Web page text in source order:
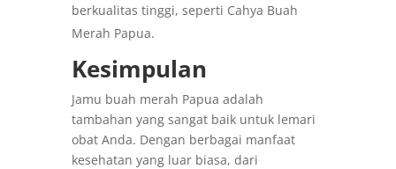
berkualitas tinggi, seperti Cahya Buah
Merah Papua.
Kesimpulan
Jamu buah merah Papua adalah
tambahan yang sangat baik untuk lemari
obat Anda. Dengan berbagai manfaat
kesehatan yang luar biasa, dari